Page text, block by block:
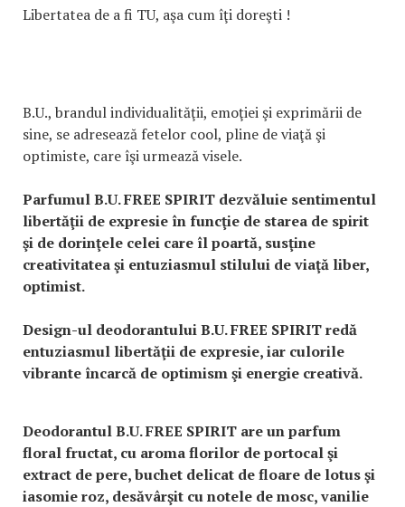
Libertatea de a fi TU, aşa cum îţi doreşti !
B.U., brandul individualităţii, emoţiei şi exprimării de
sine, se adresează fetelor cool, pline de viaţă şi
optimiste, care îşi urmează visele.
Parfumul B.U. FREE SPIRIT dezvăluie sentimentul
libertăţii de expresie în funcţie de starea de spirit
şi de dorinţele celei care îl poartă, susţine
creativitatea şi entuziasmul stilului de viaţă liber,
optimist.
Design-ul deodorantului B.U. FREE SPIRIT redă
entuziasmul libertăţii de expresie, iar culorile
vibrante încarcă de optimism şi energie creativă.
Deodorantul B.U. FREE SPIRIT are un parfum
floral fructat, cu aroma florilor de portocal şi
extract de pere, buchet delicat de floare de lotus şi
iasomie roz, desăvârşit cu notele de mosc, vanilie